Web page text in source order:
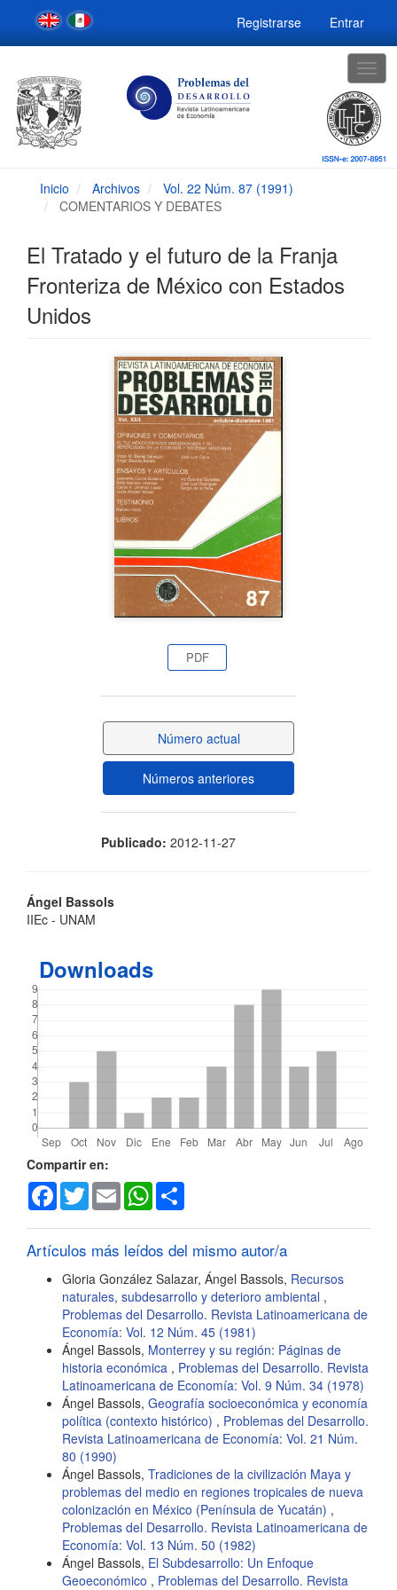
Navegación
principal
Contenido
Barra
lateral
Registrarse Entrar
Inicio Archivos
Vol. 22 Núm. 87 (1991)
COMENTARIOS Y DEBATES
El Tratado y el futuro de la Franja
Fronteriza de México con Estados
Unidos
PDF
Número actual
Números anteriores
Publicado: 2012-11-27
Contenido
del
artículo
Ángel Bassols
IIEc - UNAM
Downloads
Detalles
del
artículo
Compartir en:
Facebook
Twitter Email WhatsApp
Artículos más leídos del mismo autor/a
Gloria González Salazar, Ángel Bassols, Recursos
naturales, subdesarrollo y deterioro ambiental ,
Problemas del Desarrollo. Revista Latinoamericana de
Economía: Vol. 12 Núm. 45 (1981)
Ángel Bassols, Monterrey y su región: Páginas de
historia económica , Problemas del Desarrollo. Revista
Latinoamericana de Economía: Vol. 9 Núm. 34 (1978)
Ángel Bassols, Geografía socioeconómica y economía
política (contexto histórico) , Problemas del Desarrollo.
Revista Latinoamericana de Economía: Vol. 21 Núm.
80 (1990)
Ángel Bassols, Tradiciones de la civilización Maya y
problemas del medio en regiones tropicales de nueva
colonización en México (Península de Yucatán) ,
Problemas del Desarrollo. Revista Latinoamericana de
Economía: Vol. 13 Núm. 50 (1982)
Ángel Bassols, El Subdesarrollo: Un Enfoque
Geoeconómico , Problemas del Desarrollo. Revista